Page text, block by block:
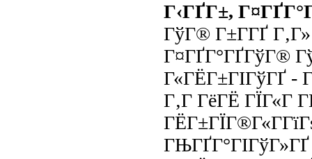
Г‹ГҐГ±,
ГўГ® Г±Г­ГҐ
Г¤ГҐГ°ГҐГўГ®
Г«ГЁГ±ГІГўГҐ -
Г‚Г ГёГЁ ГЇГ«Г
ГЊГҐГ°ГІГўГ»ГҐ